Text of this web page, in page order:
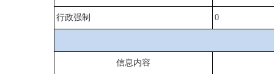
行政强制 0
信息内容